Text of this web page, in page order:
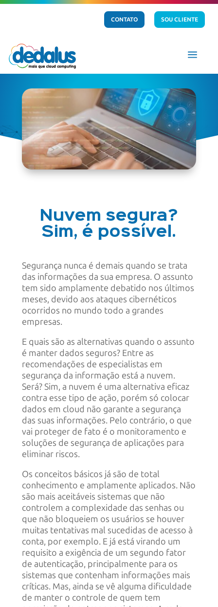
CONTATO SOU CLIENTE
a
Nuvem segura?
Sim, é possível.
Segurança nunca é demais quando se trata
das informações da sua empresa. O assunto
tem sido amplamente debatido nos últimos
meses, devido aos ataques cibernéticos
ocorridos no mundo todo a grandes
empresas.
E quais são as alternativas quando o assunto
é manter dados seguros? Entre as
recomendações de especialistas em
segurança da informação está a nuvem.
Será? Sim, a nuvem é uma alternativa eficaz
contra esse tipo de ação, porém só colocar
dados em cloud não garante a segurança
das suas informações. Pelo contrário, o que
vai proteger de fato é o monitoramento e
soluções de segurança de aplicações para
eliminar riscos.
Os conceitos básicos já são de total
conhecimento e amplamente aplicados. Não
são mais aceitáveis sistemas que não
controlem a complexidade das senhas ou
que não bloqueiem os usuários se houver
muitas tentativas mal sucedidas de acesso à
conta, por exemplo. E já está virando um
requisito a exigência de um segundo fator
de autenticação, principalmente para os
sistemas que contenham informações mais
críticas. Mas, ainda se vê alguma dificuldade
de manter o controle de quem tem